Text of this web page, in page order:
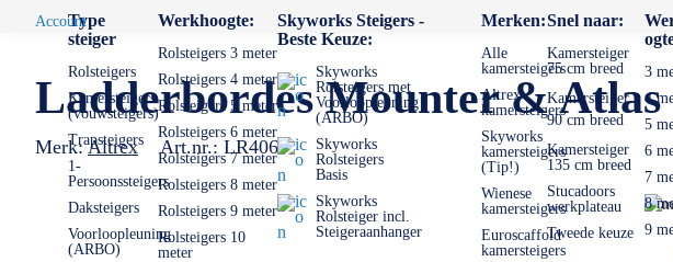
Type
steiger
Rolsteigers
Kamersteigers
(vouwsteigers)
Trapsteigers
1-
Persoonssteigers
Daksteigers
Voorloopleuning
(ARBO)
Werkhoogte:
Rolsteigers 3 meter
Rolsteigers 4 meter
Rolsteigers 5 meter
Rolsteigers 6 meter
Rolsteigers 7 meter
Rolsteigers 8 meter
Rolsteigers 9 meter
Rolsteigers 10
meter
Skyworks Steigers -
Beste Keuze:
Skyworks
Rolsteigers met
Voorloopleuning
(ARBO)
Skyworks
Rolsteigers
Basis
Skyworks
Rolsteiger incl.
Steigeraanhanger
Merken:
Alle
kamersteigers
Altrex
kamersteigers
Skyworks
kamersteigers
(Tip!)
Wienese
kamersteigers
Euroscaffold
kamersteigers
Snel naar:
Kamersteiger
75 cm breed
Kamersteiger
90 cm breed
Kamersteiger
135 cm breed
Stucadoors
werkplateau
Tweede keuze
3
4
5
6
7
8
9
Account
Ladderbordes Mounter & Atlas
Merk: Altrex Art.nr.: LR4067
Ga
naar
Ga